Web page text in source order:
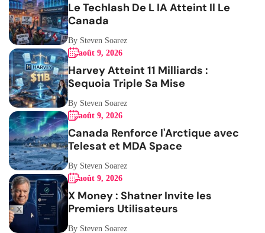
Le Techlash De L IA Atteint Il Le
Canada
By Steven Soarez
août 9, 2026
Harvey Atteint 11 Milliards :
Sequoia Triple Sa Mise
By Steven Soarez
août 9, 2026
Canada Renforce l'Arctique avec
Telesat et MDA Space
By Steven Soarez
août 9, 2026
X Money : Shatner Invite les
Premiers Utilisateurs
By Steven Soarez